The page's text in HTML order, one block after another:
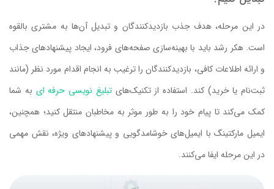
در این مرحله، هدف جذب بازدیدکنندگان و تبدیل آن‌ها به مشتری بالقوه
است. هکر رشد باید با بهینه‌سازی صفحه‌های فرود، ایجاد پیشنهادهای جذاب
و ارائه اطلاعات کافی، بازدیدکنندگان را ترغیب به انجام اقدام مورد نظر (مانند
ثبت‌نام یا خرید) کند. استفاده از تکنیک‌هایتبلیغ نویسی حرفه ای به شما
کمک می‌کند تا پیام خود را به طور موثر به مخاطبان منتقل کنید؛ همچنین،
ایمیل مارکتینگ با ایمیل‌های خوشامدگویی و پیشنهادهای ویژه، نقش مهمی
در این مرحله ایفا می‌کنند.